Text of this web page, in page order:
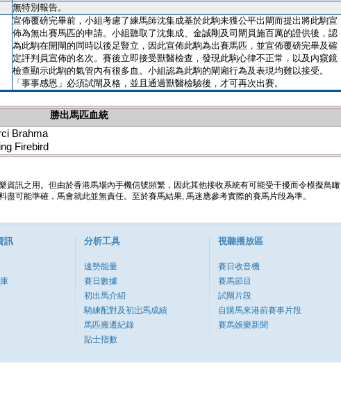
無特別報告。
宣佈覆磅完畢前，小組考慮了練馬師沈集成基於此駒未獲公平出閘而提出將此駒宣
佈為無出賽馬匹的申請。小組聽取了沈集成、金誠剛及司閘員施百厲的證供後，認
為此駒在開閘的同時以後足豎立，因此宣佈此駒為出賽馬匹，並宣佈覆磅完畢及確
定評判員宣佈的名次。賽後立即接受獸醫檢查，發現此駒心律不正常，以及內窺鏡
檢查顯示此駒的氣管內有很多血。小組認為此駒的閘廂行為及表現均難以接受。
「事事感恩」必須試閘及格，並且通過獸醫檢驗後，才可再次出賽。
勝出馬匹血統
Brahma
Firebird
資訊之用。但由於香港馬場內手機信號頻繁，因此其他接收系統有可能受干擾而令模擬鳥瞰
可能準確，馬會就此並無責任。至於賽馬結果, 馬迷應參考實際的賽馬片段為準。
訊 分析工具
速勢能量
賽日數據
初出馬介紹
騎練配對及初岀馬成績
馬匹搬遷紀錄
貼士指數
視聽播放區
賽日收音機
賽馬節目
試閘片段
自購馬來港前賽事片段
賽馬娛樂新聞